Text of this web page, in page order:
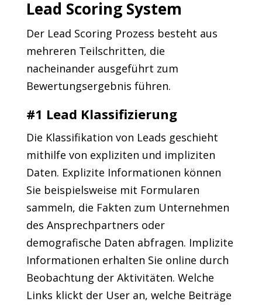
Lead Scoring System
Der Lead Scoring Prozess besteht aus
mehreren Teilschritten, die
nacheinander ausgeführt zum
Bewertungsergebnis führen.
#1 Lead Klassifizierung
Die Klassifikation von Leads geschieht
mithilfe von expliziten und impliziten
Daten. Explizite Informationen können
Sie beispielsweise mit Formularen
sammeln, die Fakten zum Unternehmen
des Ansprechpartners oder
demografische Daten abfragen. Implizite
Informationen erhalten Sie online durch
Beobachtung der Aktivitäten. Welche
Links klickt der User an, welche Beiträge